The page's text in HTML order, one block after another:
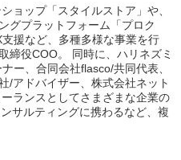
ョップ「スタイルストア」や、
グプラットフォーム「プロク
援など、多種多様な事業を行
締役COO。 同時に、ハリネズミ
ー、合同会社flasco/共同代表、
/アドバイザー、株式会社ネット
ランスとしてさまざまな企業の
サルティングに携わるなど、複